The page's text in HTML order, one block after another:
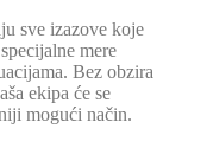
sve izazove koje
mere
Bez obzira
ekipa će se
mogući način.